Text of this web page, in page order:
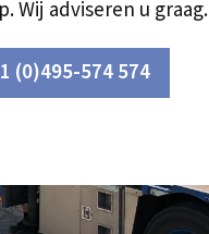
Wij adviseren u graag.
(0)495-574 574